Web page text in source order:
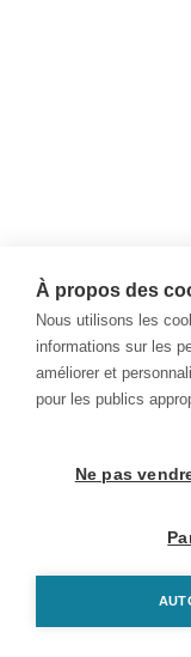
À propos des
Nous utilisons les
informations sur les
améliorer et
pour les publics
Ne pas